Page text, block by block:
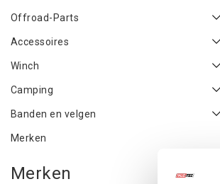
Offroad-Parts
Accessoires
Winch
Camping
Banden en velgen
Merken
Merken